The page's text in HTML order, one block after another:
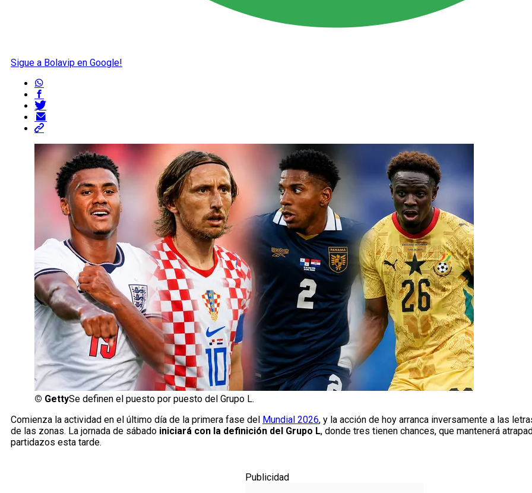
Sigue a Bolavip en Google!
© GettySe definen el puesto por puesto del Grupo L.
Comienza la actividad en el último día de la primera fase del Mundial 2026, y la acción de hoy arranca inversamente a las
de las zonas. La jornada de sábado iniciará con la definición del Grupo L, donde tres tienen chances, que mantenerá
partidazos esta tarde.
Publicidad